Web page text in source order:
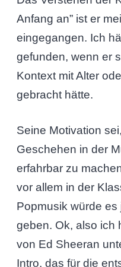
Anfang an” ist er
eingegangen. Ich
gefunden, wenn er
Kontext mit Alter
gebracht hätte.
Seine Motivation
Geschehen in der
erfahrbar zu
vor allem in der
Popmusik würde
geben. Ok, also ich
von Ed Sheeran
Intro, das für die